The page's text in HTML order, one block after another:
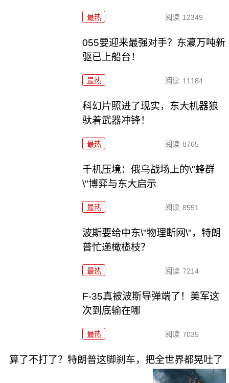
最热 阅读 12349
055要迎来最强对手？东瀛万吨新
驱已上船台！
最热 阅读 11184
科幻片照进了现实，东大机器狼
驮着武器冲锋！
最热 阅读 8765
千机压境：俄乌战场上的\"蜂群
\"博弈与东大启示
最热 阅读 8551
波斯要给中东\"物理断网\"，特朗
普忙递橄榄枝？
最热 阅读 7214
F-35真被波斯导弹端了！美军这
次到底输在哪
最热 阅读 7035
算了不打了？特朗普这脚刹车，把全世界都晃吐了